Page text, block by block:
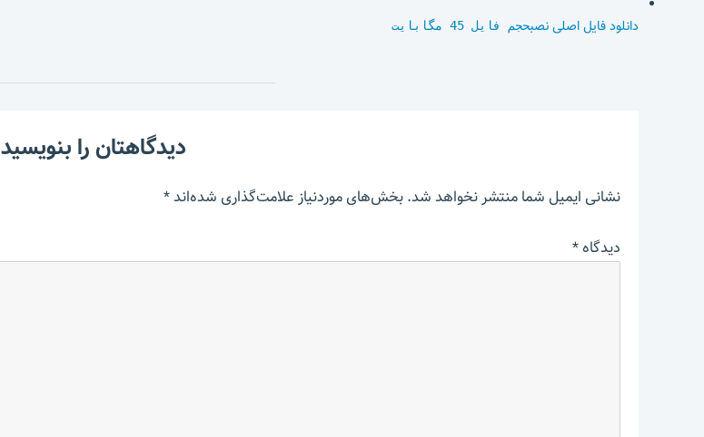
دانلود فایل اصلی نصبحجم فایل 45 مگابایت
دیدگاهتان را بنویسید
نشانی ایمیل شما منتشر نخواهد شد.بخش‌های موردنیاز علامت‌گذاری شده‌اند*
دیدگاه*